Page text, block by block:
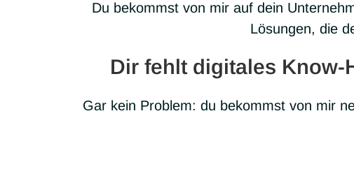
Du bekommst von mir auf dein
Lösun­gen, die
Dir fehlt digitales Know-
Gar kein Pro­blem: du bekommst von mir